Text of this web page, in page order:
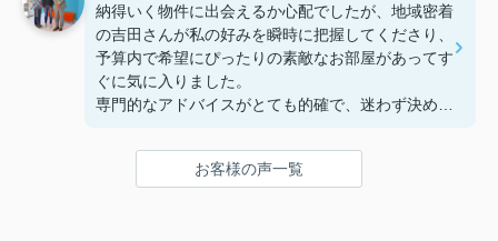
ました！
納得いく物件に出会えるか心配でしたが、地域密着
の吉田さんが私の好みを瞬時に把握してくださり、
予算内で希望にぴったりの素敵なお部屋があってす
ぐに気に入りました。
専門的なアドバイスがとても的確で、迷わず決める
鍵の受け取りのときに、また元気(o・・o)/~お店に
お客様の声一覧